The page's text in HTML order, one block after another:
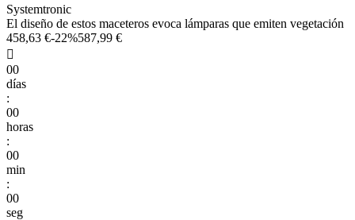
Systemtronic
El diseño de estos maceteros evoca lámparas que emiten vegetación
458,63 €-22%587,99 €

00
días
:
00
horas
:
00
min
:
00
seg